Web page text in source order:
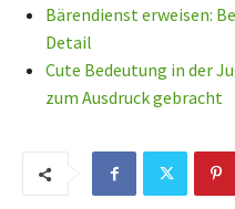
Bärendienst erweisen:
Detail
Cute Bedeutung in der
zum Ausdruck gebracht